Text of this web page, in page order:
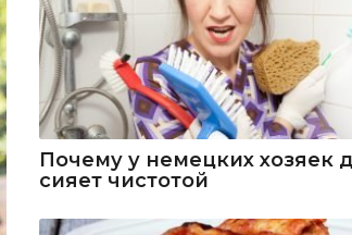
Почему у немецких хозяек
сияет чистотой